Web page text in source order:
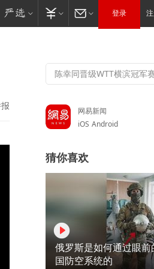
登录
网易新闻
iOS Android
猜你喜欢
俄罗斯是如何通过眼
国防空系统的